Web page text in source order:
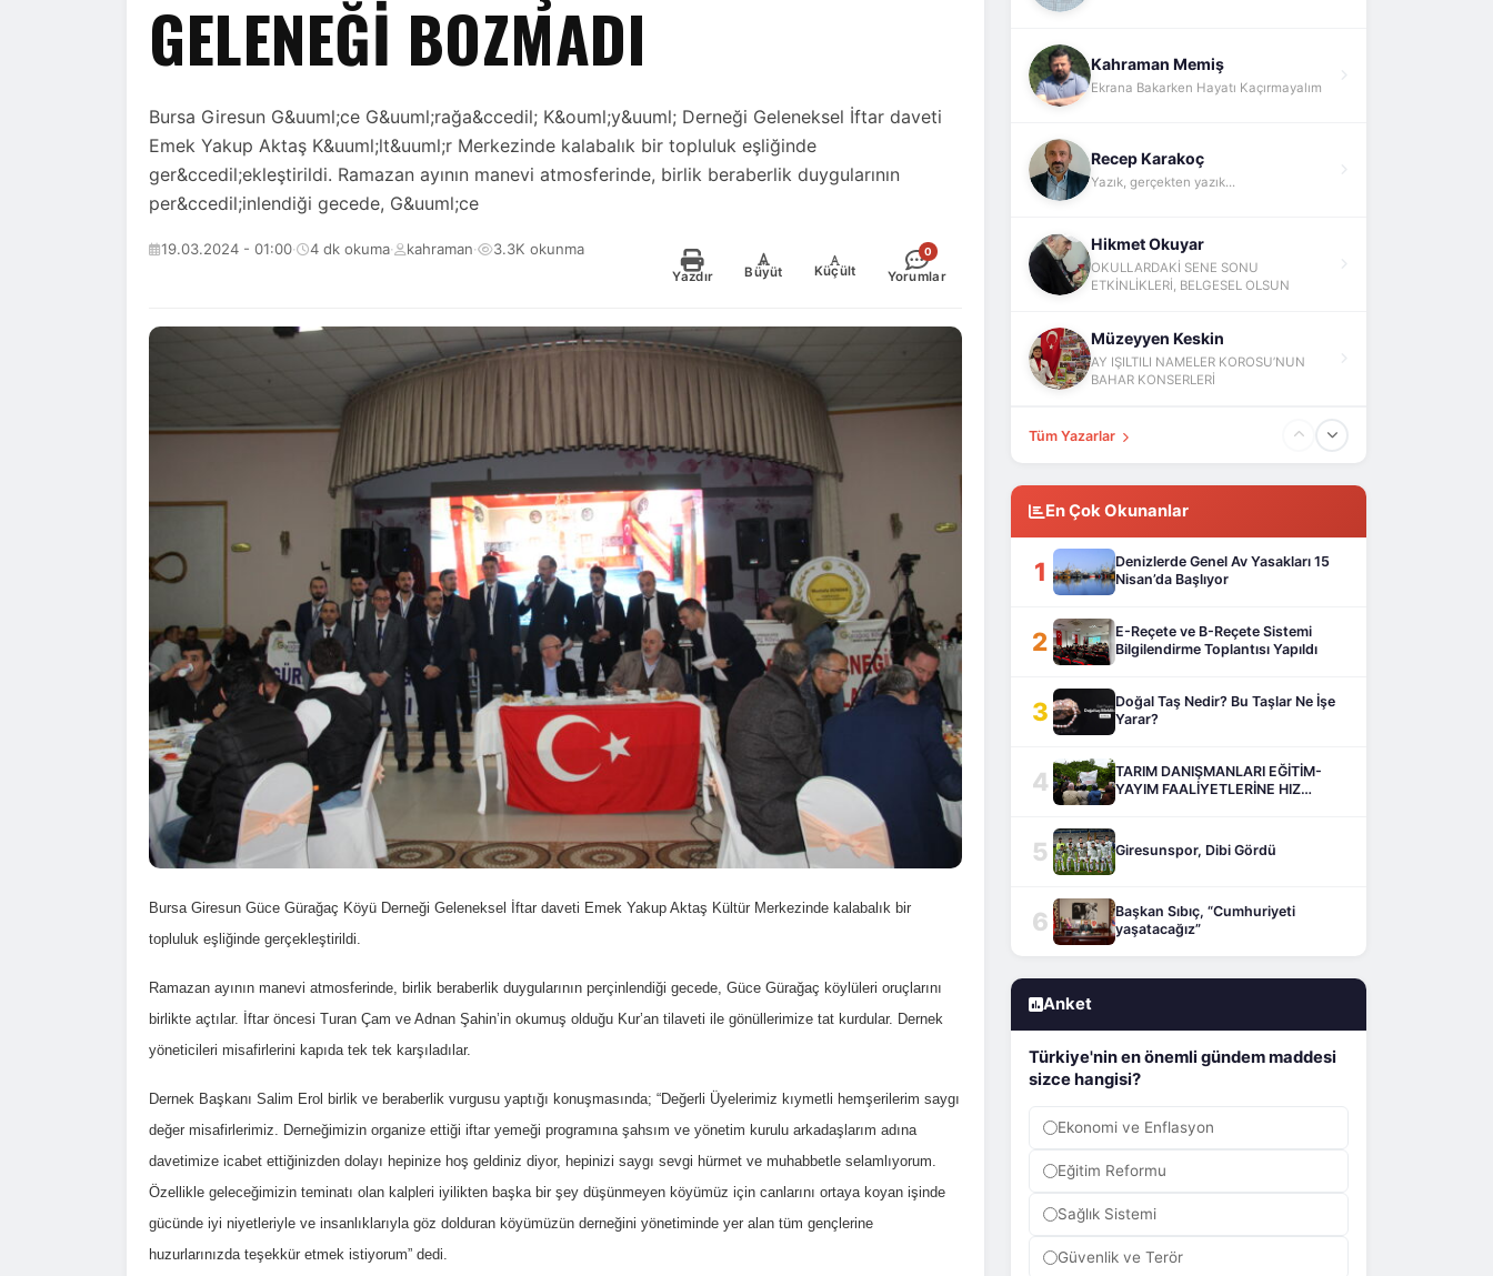
GELENEĞI BOZMADI
Bursa Giresun G&uuml;ce G&uuml;rağa&ccedil; K&ouml;y&uuml; Derneği Geleneksel İftar daveti
Emek Yakup Aktaş K&uuml;lt&uuml;r Merkezinde kalabalık bir topluluk eşliğinde
ger&ccedil;ekleştirildi. Ramazan ayının manevi atmosferinde, birlik beraberlik duygularının
per&ccedil;inlendiği gecede, G&uuml;ce
19.03.2024 - 01:00· 4 dk okuma· kahraman· 3.3K okunma
Yazdır
+
Büyüt
-
Küçült
0
Yorumlar
Bursa Giresun Güce Gürağaç Köyü Derneği Geleneksel İftar daveti Emek Yakup Aktaş Kültür Merkezinde kalabalık bir
topluluk eşliğinde gerçekleştirildi.
Ramazan ayının manevi atmosferinde, birlik beraberlik duygularının perçinlendiği gecede, Güce Gürağaç köylüleri oruçlarını
birlikte açtılar. İftar öncesi Turan Çam ve Adnan Şahin’in okumuş olduğu Kur’an tilaveti ile gönüllerimize tat kurdular. Dernek
yöneticileri misafirlerini kapıda tek tek karşıladılar.
Dernek Başkanı Salim Erol birlik ve beraberlik vurgusu yaptığı konuşmasında; “Değerli Üyelerimiz kıymetli hemşerilerim saygı
değer misafirlerimiz. Derneğimizin organize ettiği iftar yemeği programına şahsım ve yönetim kurulu arkadaşlarım adına
davetimize icabet ettiğinizden dolayı hepinize hoş geldiniz diyor, hepinizi saygı sevgi hürmet ve muhabbetle selamlıyorum.
Özellikle geleceğimizin teminatı olan kalpleri iyilikten başka bir şey düşünmeyen köyümüz için canlarını ortaya koyan işinde
gücünde iyi niyetleriyle ve insanlıklarıyla göz dolduran köyümüzün derneğini yönetiminde yer alan tüm gençlerine
huzurlarınızda teşekkür etmek istiyorum” dedi.
Kahraman Memiş
Ekrana Bakarken Hayatı Kaçırmayalım
Recep Karakoç
Yazık, gerçekten yazık...
Hikmet Okuyar
OKULLARDAKİ SENE SONU
ETKİNLİKLERİ, BELGESEL OLSUN
Müzeyyen Keskin
AY IŞILTILI NAMELER KOROSU’NUN
BAHAR KONSERLERİ
Fatih Yokuş
Tüm Yazarlar
En Çok Okunanlar
1
Denizlerde Genel Av Yasakları 15
Nisan’da Başlıyor
2
E-Reçete ve B-Reçete Sistemi
Bilgilendirme Toplantısı Yapıldı
3
Doğal Taş Nedir? Bu Taşlar Ne İşe
Yarar?
4
TARIM DANIŞMANLARI EĞİTİM-
YAYIM FAALİYETLERİNE HIZ
5 Giresunspor, Dibi Gördü
6
Başkan Sıbıç, “Cumhuriyeti
yaşatacağız”
Anket
Türkiye'nin en önemli gündem maddesi
sizce hangisi?
Ekonomi ve Enflasyon
Eğitim Reformu
Sağlık Sistemi
Güvenlik ve Terör